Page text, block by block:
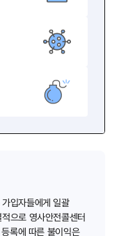
입자들에게 일괄
으로 영사안전콜센터
록에 따른 불이익은